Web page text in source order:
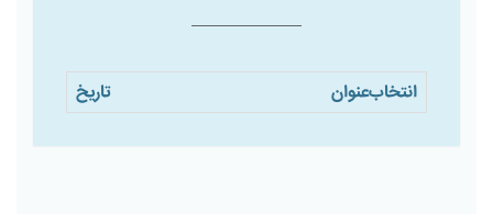
انتخابعنوان تاریخ